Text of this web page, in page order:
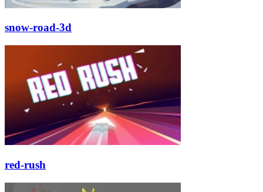
snow-road-3d
red-rush